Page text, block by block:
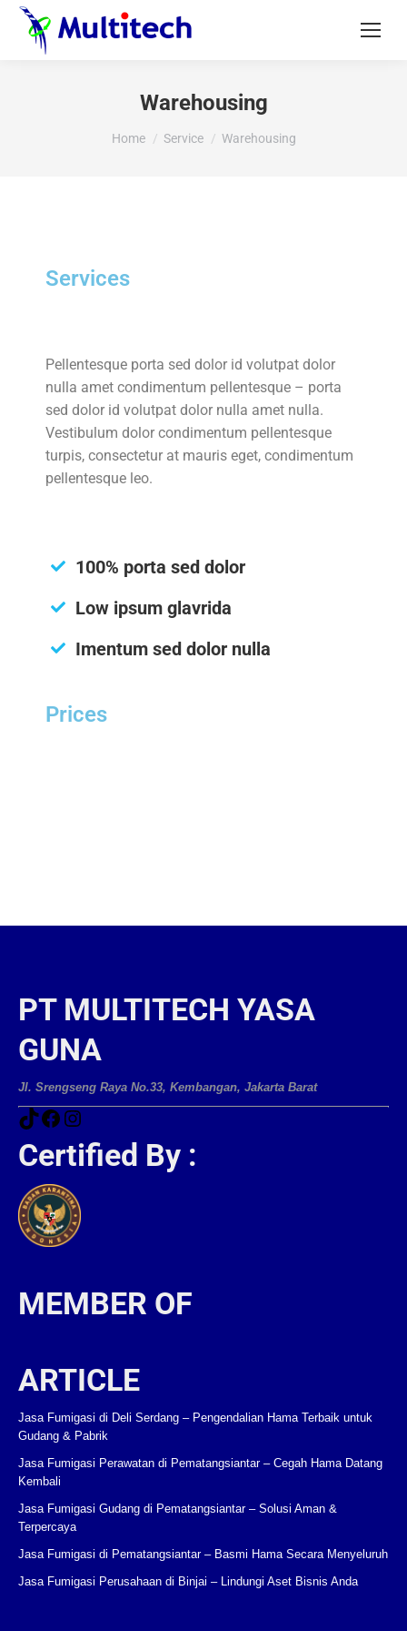
Warehousing
You are here:
Home Service Warehousing
Services
Pellentesque porta sed dolor id volutpat dolor
nulla amet condimentum pellentesque – porta
sed dolor id volutpat dolor nulla amet nulla.
Vestibulum dolor condimentum pellentesque
turpis, consectetur at mauris eget, condimentum
pellentesque leo.
100% porta sed dolor
Low ipsum glavrida
Imentum sed dolor nulla
Prices
PT MULTITECH YASA
GUNA
Jl. Srengseng Raya No.33, Kembangan, Jakarta Barat
Certified By :
MEMBER OF
ARTICLE
Jasa Fumigasi di Deli Serdang – Pengendalian Hama Terbaik untuk
Gudang & Pabrik
Jasa Fumigasi Perawatan di Pematangsiantar – Cegah Hama Datang
Kembali
Jasa Fumigasi Gudang di Pematangsiantar – Solusi Aman &
Terpercaya
Jasa Fumigasi di Pematangsiantar – Basmi Hama Secara Menyeluruh
Jasa Fumigasi Perusahaan di Binjai – Lindungi Aset Bisnis Anda